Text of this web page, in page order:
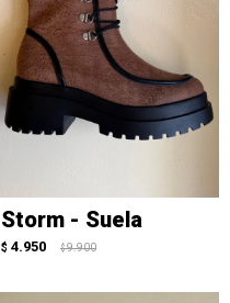
Storm - Suela
$ 4.950 $ 9.900